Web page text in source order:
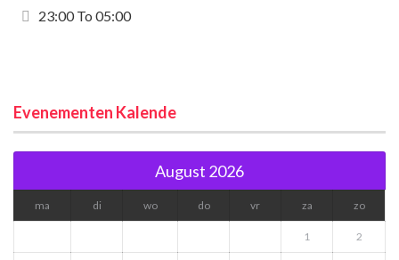
23:00 To 05:00
Evenementen Kalende
August 2026
ma di wo do vr za zo
1 2